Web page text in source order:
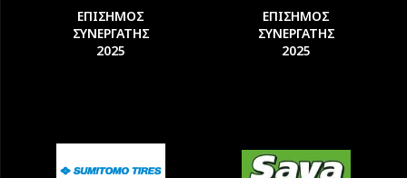
ΕΠΙΣΗΜΟΣ
ΣΥΝΕΡΓΑΤΗΣ
2025
ΕΠΙΣΗΜΟΣ
ΣΥΝΕΡΓΑΤΗΣ
2025